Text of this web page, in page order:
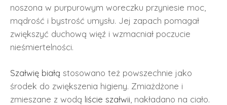
noszona w purpurowym woreczku przyniesie moc,
mądrość i bystrość umysłu. Jej zapach pomagał
zwiększyć duchową więź i wzmacniał poczucie
nieśmiertelności.
Szałwię białą stosowano też powszechnie jako
środek do zwiększenia higieny. Zmiażdżone i
zmieszane z wodą liście szałwii , nakładano na ciało.